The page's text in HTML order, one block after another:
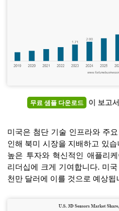
무료 샘플 다운로드 이 보고
미국은 첨단 기술 인프라와 주
인해 북미 시장을 지배하고 있
높은 투자와 혁신적인 애플리
리더십에 크게 기여합니다. 미
천만 달러에 이를 것으로 예상됩